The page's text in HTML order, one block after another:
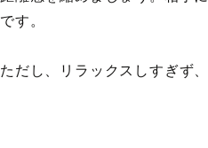
です。
ただし、リラックスしすぎず